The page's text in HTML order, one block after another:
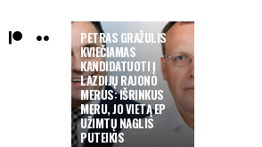
PETRAS GRAŽULIS
KVIEČIAMAS
KANDIDATUOTI Į
LAZDIJŲ RAJONO
MERUS: IŠRINKUS
MERU, JO VIETĄ EP
UŽIMTŲ NAGLIS
PUTEIKIS